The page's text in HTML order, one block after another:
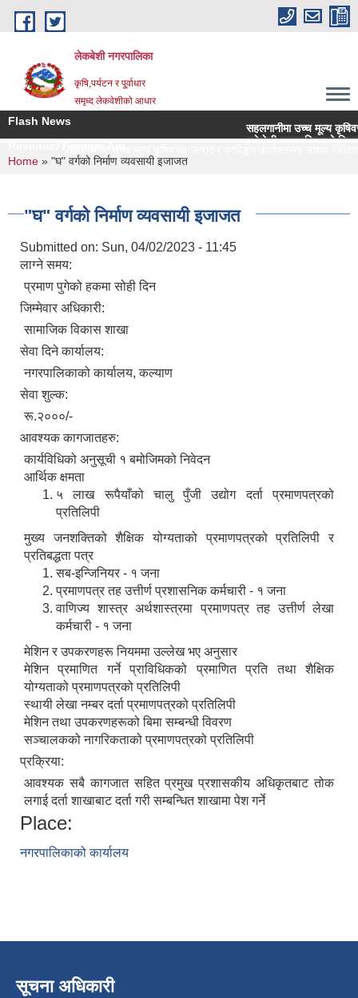
Skip to main content
लेकबेशी नगरपालिका
कृषि,पर्यटन र पू्र्वाधार
समृध्द लेकवेशीको आधार
Flash News
सहलगानीमा उच्च मूल्य कृषिवस्तु
लकेवेशी नगरपालिकाको नियमन
You are here
Home » "घ" वर्गको निर्माण व्यवसायी इजाजत
"घ" वर्गको निर्माण व्यवसायी इजाजत
Submitted on: Sun, 04/02/2023 - 11:45
लाग्ने समय:
प्रमाण पुगेको हकमा सोही दिन
जिम्मेवार अधिकारी:
सामाजिक विकास शाखा
सेवा दिने कार्यालय:
नगरपालिकाको कार्यालय, कल्याण
सेवा शुल्क:
रू.२०००/-
आवश्यक कागजातहरु:
कार्यविधिको अनुसूची १ बमोजिमको निवेदन
आर्थिक क्षमता
५ लाख रूपैयाँको चालु पुँजी उद्योग दर्ता प्रमाणपत्रको
प्रतिलिपी
मुख्य जनशक्तिको शैक्षिक योग्यताको प्रमाणपत्रको प्रतिलिपी र
प्रतिबद्धता पत्र
सब-इन्जिनियर - १ जना
प्रमाणपत्र तह उत्तीर्ण प्रशासनिक कर्मचारी - १ जना
वाणिज्य शास्त्र अर्थशास्त्रमा प्रमाणपत्र तह उत्तीर्ण लेखा
कर्मचारी - १ जना
मेशिन र उपकरणहरू नियममा उल्लेख भए अनुसार
मेशिन प्रमाणित गर्ने प्राविधिकको प्रमाणित प्रति तथा शैक्षिक
योग्यताको प्रमाणपत्रको प्रतिलिपी
स्थायी लेखा नम्बर दर्ता प्रमाणपत्रको प्रतिलिपी
मेशिन तथा उपकरणहरूको बिमा सम्बन्धी विवरण
सञ्चालकको नागरिकताको प्रमाणपत्रको प्रतिलिपी
प्रक्रिया:
आवश्यक सबै कागजात सहित प्रमुख प्रशासकीय अधिकृतबाट तोक
लगाई दर्ता शाखाबाट दर्ता गरी सम्बन्धित शाखामा पेश गर्ने
Place:
नगरपालिकाको कार्यालय
सूचना अधिकारी